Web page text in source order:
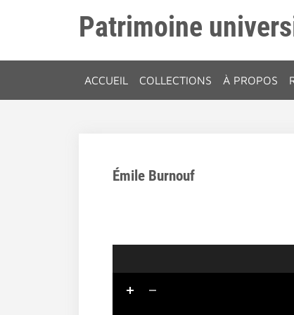
Patrimoine
ACCUEIL COLLECTIONS À PROPOS
Émile Burnouf